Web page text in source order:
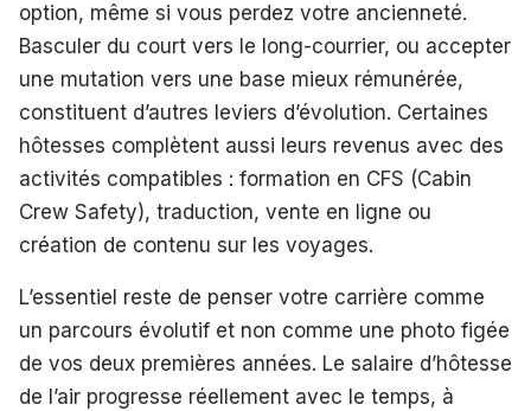
option, même si vous perdez votre ancienneté.
Basculer du court vers le long-courrier, ou accepter
une mutation vers une base mieux rémunérée,
constituent d’autres leviers d’évolution. Certaines
hôtesses complètent aussi leurs revenus avec des
activités compatibles : formation en CFS (Cabin
Crew Safety), traduction, vente en ligne ou
création de contenu sur les voyages.
L’essentiel reste de penser votre carrière comme
un parcours évolutif et non comme une photo figée
de vos deux premières années. Le salaire d’hôtesse
de l’air progresse réellement avec le temps, à